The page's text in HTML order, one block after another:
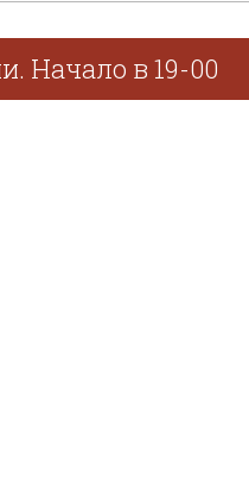
Начало в 19-00